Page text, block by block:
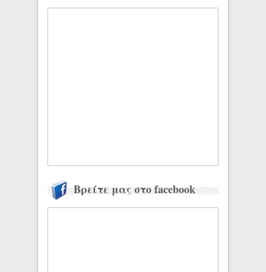
Βρείτε μας στο facebook